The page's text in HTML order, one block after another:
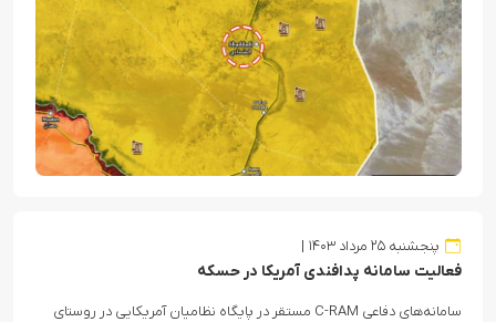
پنجشنبه ۲۵ مرداد ۱۴۰۳
فعالیت سامانه پدافندی آمریکا در حسکه
سامانه‌های دفاعی C-RAM مستقر در پایگاه نظامیان آمریکایی در روستای